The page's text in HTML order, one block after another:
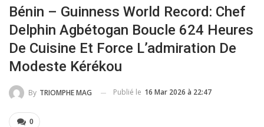
Bénin – Guinness World Record: Chef
Delphin Agbétogan Boucle 624 Heures
De Cuisine Et Force L’admiration De
Modeste Kérékou
By TRIOMPHE MAG Publié le 16 Mar 2026 à 22:47
0